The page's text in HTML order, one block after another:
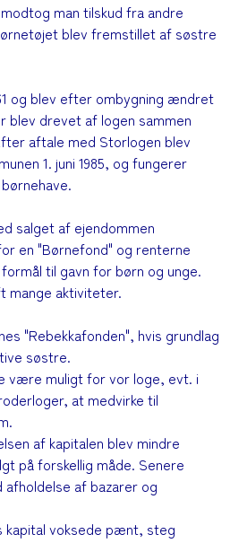
man tilskud fra andre
blev fremstillet af søstre
og blev efter ombygning ændret
drevet af logen sammen
aftale med Storlogen blev
1. juni 1985, og fungerer
salget af ejendommen
en "Børnefond" og renterne
til gavn for børn og unge.
mange aktiviteter.
"Rebekkafonden", hvis grundlag
søstre.
være muligt for vor loge, evt. i
at medvirke til
af kapitalen blev mindre
på forskellig måde. Senere
af bazarer og
kapital voksede pænt, steg